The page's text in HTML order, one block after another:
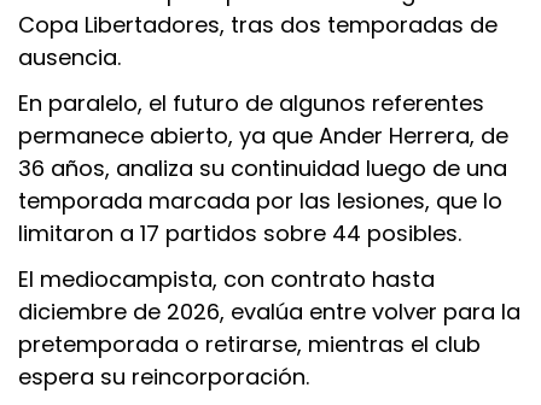
Copa Libertadores, tras dos temporadas de
ausencia.
En paralelo, el futuro de algunos referentes
permanece abierto, ya que Ander Herrera, de
36 años, analiza su continuidad luego de una
temporada marcada por las lesiones, que lo
limitaron a 17 partidos sobre 44 posibles.
El mediocampista, con contrato hasta
diciembre de 2026, evalúa entre volver para la
pretemporada o retirarse, mientras el club
espera su reincorporación.